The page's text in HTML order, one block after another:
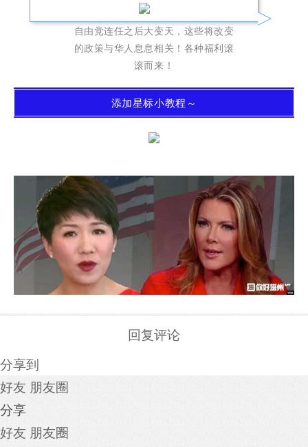
自由党连任之后大变天，这些将改变
的政策与华人息息相关！各种福利滚
滚而来！
添加星标小教程～
回复评论
分享到
好友 朋友圈
分享
好友 朋友圈